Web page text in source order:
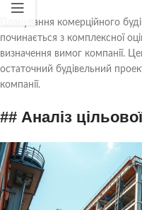
Планування комерційного
починається з комплексної
визначення вимог компанії.
остаточний будівельний
компанії.
## Аналіз